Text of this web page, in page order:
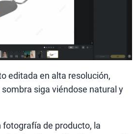
editada en alta resolución,
siga viéndose natural y
fotografía de producto, la